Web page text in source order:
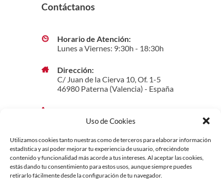
Uso de Cookies
Utilizamos cookies tanto nuestras como de terceros para elaborar información
estadística y así poder mejorar tu experiencia de usuario, ofreciéndote
contenido y funcionalidad más acorde a tus intereses. Al aceptar las cookies,
estás dando tu consentimiento para estos usos, aunque siempre puedes
retirarlo fácilmente desde la configuración de tu navegador.
Contáctanos
Horario de Atención:
Lunes a Viernes: 9:30h - 18:30h
Dirección:
C/ Juan de la Cierva 10, Of. 1-5
46980 Paterna (Valencia) - España
(+34) 960382333
E-mail:
info@travelearners.com